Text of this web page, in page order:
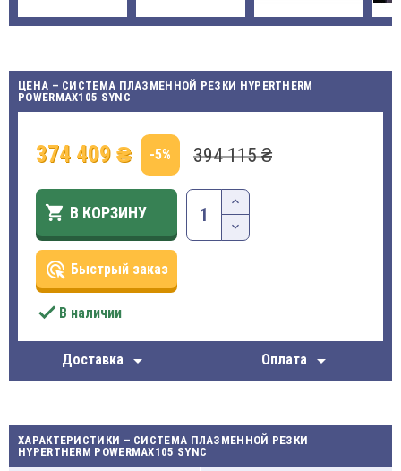
ЦЕНА – СИСТЕМА ПЛАЗМЕННОЙ РЕЗКИ HYPERTHERM
POWERMAX105 SYNC
374 409 ₴ -5% 394 115 ₴
 В КОРЗИНУ
ads_click Быстрый заказ
 В наличии
Доставка  Оплата 
ХАРАКТЕРИСТИКИ – СИСТЕМА ПЛАЗМЕННОЙ РЕЗКИ
HYPERTHERM POWERMAX105 SYNC